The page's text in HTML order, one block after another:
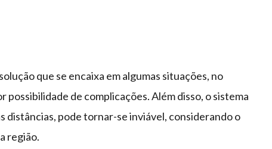
que se encaixa em algumas situações, no
possibilidade de complicações. Além disso, o sistema
distâncias, pode tornar-se inviável, considerando o
região.